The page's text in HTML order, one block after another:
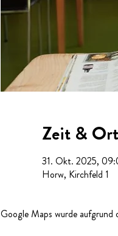
Zeit & Ort
31. Okt. 2025,
Horw, Kirchfeld 1
Google Maps wurde